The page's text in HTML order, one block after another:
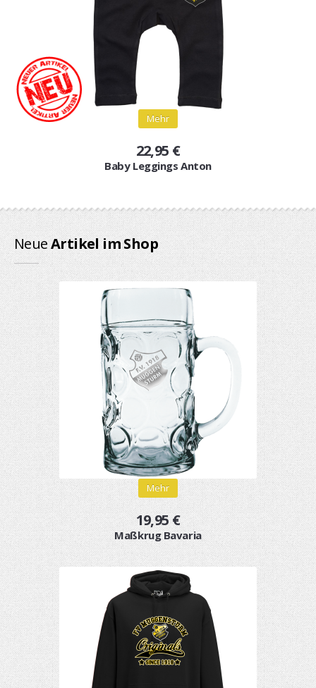
Mehr
22,95 €
Baby Leggings Anton
NeueArtikel im Shop
Mehr
19,95 €
Maßkrug Bavaria